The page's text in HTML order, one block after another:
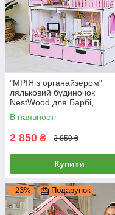
"МРІЯ з органайзером"
ляльковий будиночок
NestWood для Барбі,
рожевий + вітальня
В наявності
2 850 ₴ 3 850 ₴
Купити
–23% Подарунок